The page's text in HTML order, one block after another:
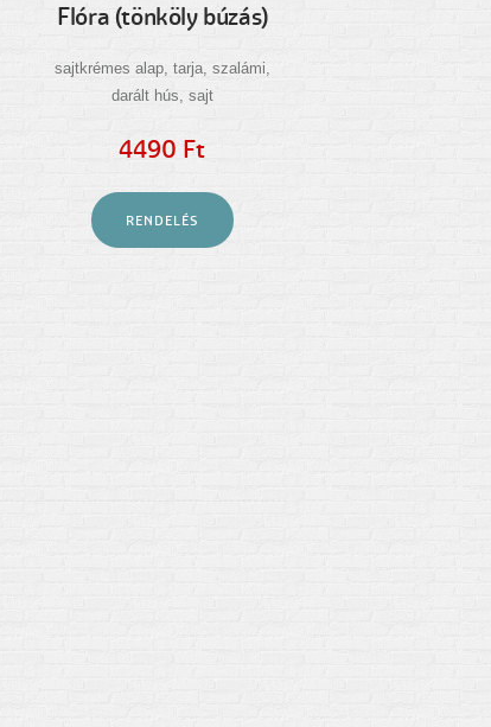
Flóra (tönköly búzás)
sajtkrémes alap, tarja, szalámi,
darált hús, sajt
4490 Ft
RENDELÉS